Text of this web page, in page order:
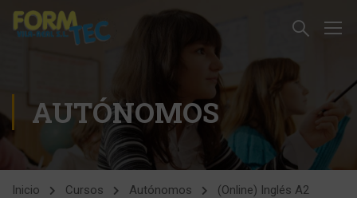
AUTÓNOMOS
Inicio Cursos Autónomos (Online) Inglés A2